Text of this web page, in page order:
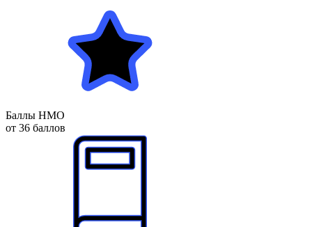
Баллы НМО
от 36 баллов